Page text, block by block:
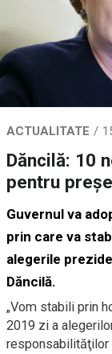
ACTUALITATE
Dăncilă: 10
pentru
Guvernul va
prin care va
alegerile
Dăncilă.
„Vom stabili prin
2019 zi a
responsabilităţilor